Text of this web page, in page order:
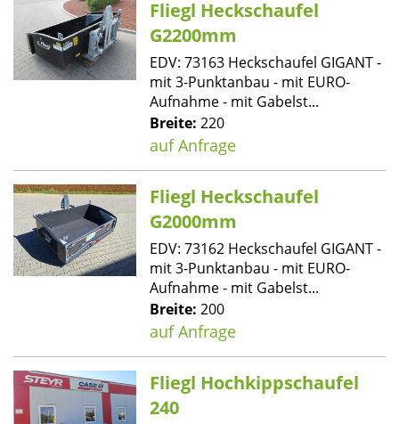
Fliegl Heckschaufel
G2200mm
EDV: 73163 Heckschaufel GIGANT -
mit 3-Punktanbau - mit EURO-
Aufnahme - mit Gabelst...
Breite: 220
auf Anfrage
Fliegl Heckschaufel
G2000mm
EDV: 73162 Heckschaufel GIGANT -
mit 3-Punktanbau - mit EURO-
Aufnahme - mit Gabelst...
Breite: 200
auf Anfrage
Fliegl Hochkippschaufel
240